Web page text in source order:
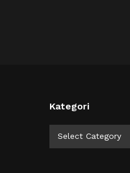
Kategori
Select Category